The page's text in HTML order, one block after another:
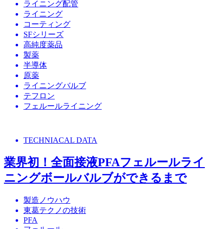
ライニング配管
ライニング
コーティング
SFシリーズ
高純度薬品
製薬
半導体
原薬
ライニングバルブ
テフロン
フェルールライニング
TECHNIACAL DATA
業界初！全面接液PFAフェルールライ
ニングボールバルブができるまで
製造ノウハウ
東葛テクノの技術
PFA